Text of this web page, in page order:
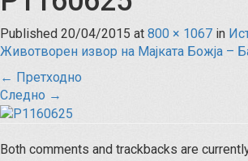
Published 20/04/2015 at 800 × 1067 in
Животворен извор на Мајката Божја –
← Претходно
Следно →
Both comments and trackbacks are